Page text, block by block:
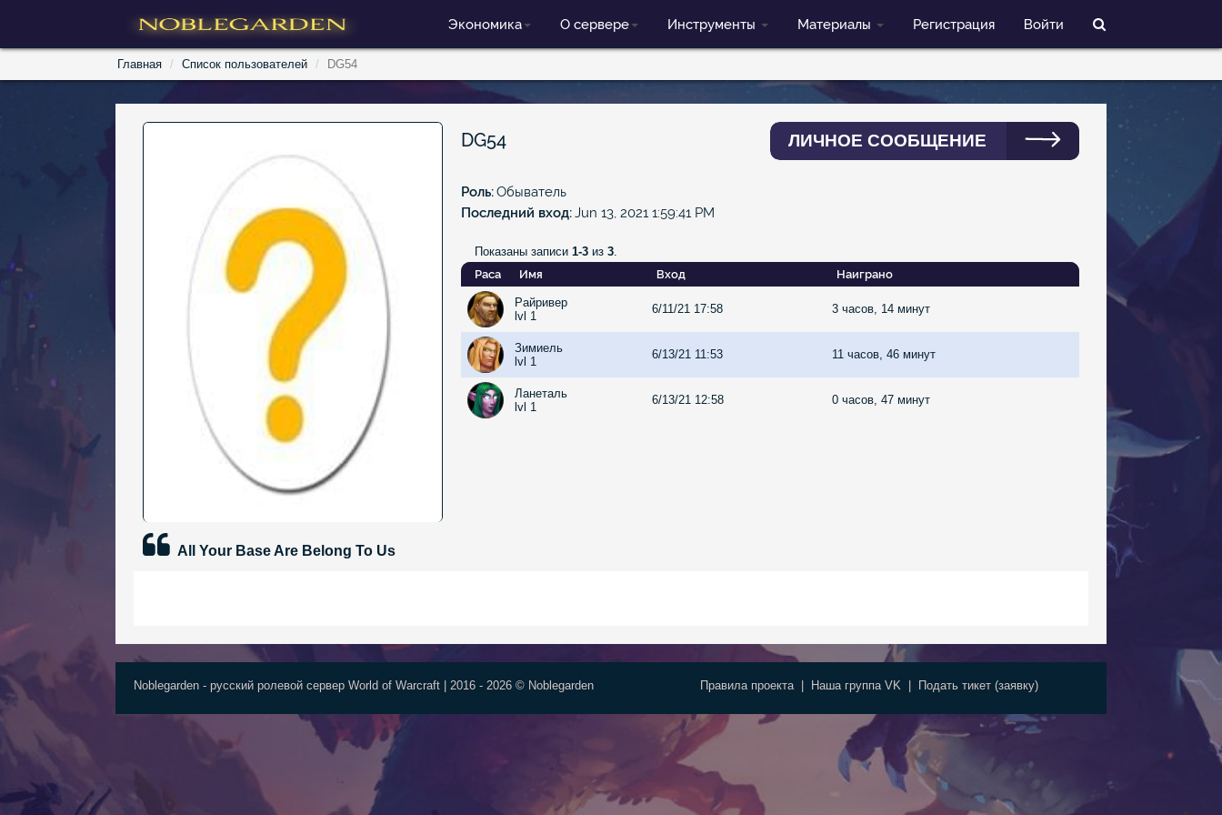
Экономика О сервере Инструменты Материалы Регистрация Войти
Главная Список пользователей DG54
All Your Base Are Belong To Us
DG54 ЛИЧНОЕ СООБЩЕНИЕ
Роль Обыватель
Последний вход Jun 13, 2021 1:59:41 PM
Показаны записи 1-3 из 3.
Раса
Имя Вход Наиграно
Райривер
lvl 1
6/11/21 17:58 3 часов, 14 минут
Зимиель
lvl 1
6/13/21 11:53 11 часов, 46 минут
Ланеталь
lvl 1
6/13/21 12:58 0 часов, 47 минут
Noblegarden - русский ролевой сервер World of Warcraft | 2016 - 2026 © Noblegarden Правила проекта| Наша группа VK| Подать тикет (заявку)